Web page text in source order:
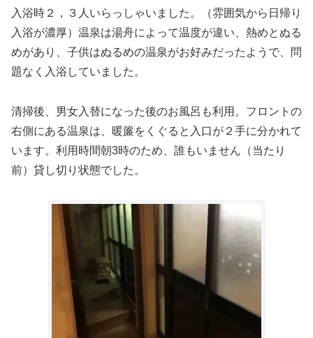
入浴時２，３人いらっしゃいました。（雰囲気から日帰り
入浴が濃厚）温泉は湯舟によって温度が違い、熱めとぬる
めがあり、子供はぬるめの温泉がお好みだったようで、問
題なく入浴していました。
清掃後、男女入替になった後のお風呂も利用。フロントの
右側にある温泉は、暖簾をくぐると入口が２手に分かれて
います。利用時間朝3時のため、誰もいません（当たり
前）貸し切り状態でした。